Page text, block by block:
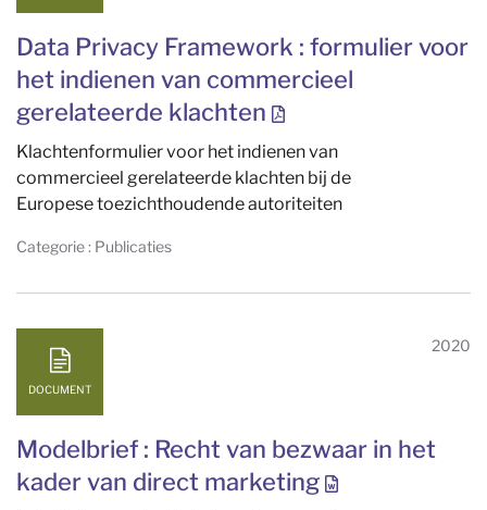
Data Privacy Framework : formulier voor
het indienen van commercieel
gerelateerde klachten
Klachtenformulier voor het indienen van
commercieel gerelateerde klachten bij de
Europese toezichthoudende autoriteiten
Categorie : Publicaties
DOCUMENT
Modelbrief : Recht van bezwaar in het
kader van direct marketing
2020